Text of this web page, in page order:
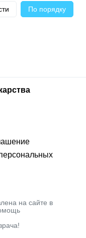
По порядку
на сайте в